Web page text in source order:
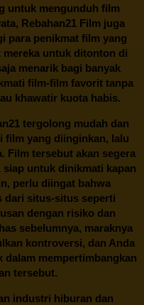
untuk mengunduh film
Rebahan21 Film juga
para penikmat film yang
untuk ditonton di
menarik bagi banyak
film-film favorit tanpa
khawatir kuota habis.
tergolong mudah dan
film yang diinginkan, lalu
Film tersebut akan segera
untuk dinikmati kapan
perlu diingat bahwa
dari situs-situs seperti
dengan risiko dan
sebelumnya, maraknya
kontroversi, dan Anda
dalam mempertimbangkan
tersebut.
industri hiburan dan